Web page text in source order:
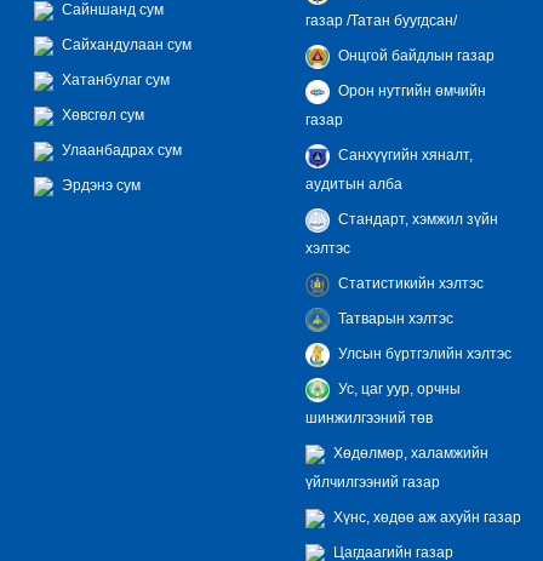
Сайншанд сум
Сайхандулаан сум
Хатанбулаг сум
Хөвсгөл сум
Улаанбадрах сум
Эрдэнэ сум
газар /Татан буугдсан/
Онцгой байдлын газар
Орон нутгийн өмчийн
газар
Санхүүгийн хяналт,
аудитын алба
Стандарт, хэмжил зүйн
хэлтэс
Статистикийн хэлтэс
Татварын хэлтэс
Улсын бүртгэлийн хэлтэс
Ус, цаг уур, орчны
шинжилгээний төв
Хөдөлмөр, халамжийн
үйлчилгээний газар
Хүнс, хөдөө аж ахуйн газар
Цагдаагийн газар